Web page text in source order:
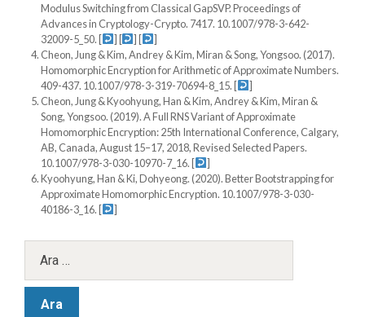
Modulus Switching from Classical GapSVP. Proceedings of
Advances in Cryptology-Crypto. 7417. 10.1007/978-3-642-
32009-5_50. [ ] [ ] [
]
Cheon, Jung & Kim, Andrey & Kim, Miran & Song, Yongsoo. (2017).
Homomorphic Encryption for Arithmetic of Approximate Numbers.
409-437. 10.1007/978-3-319-70694-8_15. [
]
Cheon, Jung & Kyoohyung, Han & Kim, Andrey & Kim, Miran &
Song, Yongsoo. (2019). A Full RNS Variant of Approximate
Homomorphic Encryption: 25th International Conference, Calgary,
AB, Canada, August 15–17, 2018, Revised Selected Papers.
10.1007/978-3-030-10970-7_16. [
]
Kyoohyung, Han & Ki, Dohyeong. (2020). Better Bootstrapping for
Approximate Homomorphic Encryption. 10.1007/978-3-030-
40186-3_16. [ ]